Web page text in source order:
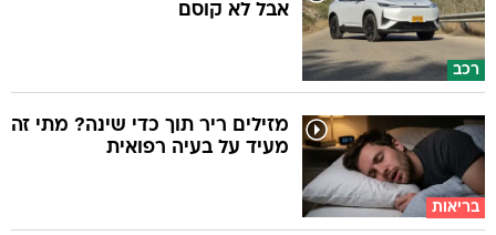
רכב
אבל לא קוסם
בריאות
מזילים ריר תוך כדי שינה? מתי זה
מעיד על בעיה רפואית